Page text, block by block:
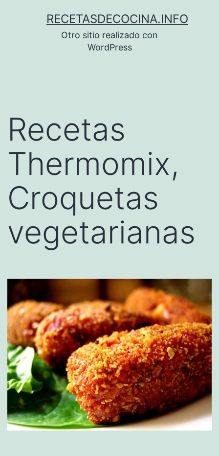
RECETASDECOCINA.INFO
Otro sitio realizado con
WordPress
Recetas
Thermomix,
Croquetas
vegetarianas